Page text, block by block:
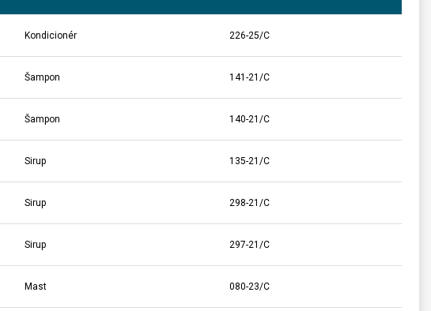
Kondicionér 226-25/C
Šampon 141-21/C
Šampon 140-21/C
Sirup 135-21/C
Sirup 298-21/C
Sirup 297-21/C
Mast 080-23/C